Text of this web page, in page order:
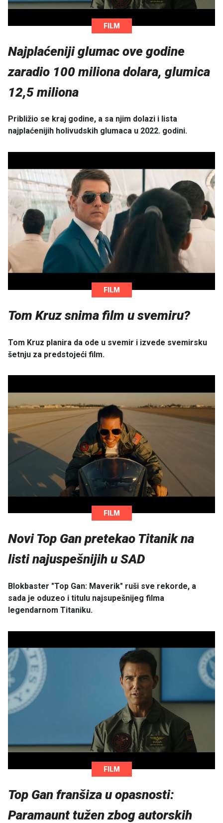
FILM
Najplaćeniji glumac ove godine
zaradio 100 miliona dolara, glumica
12,5 miliona
Približio se kraj godine, a sa njim dolazi i lista
najplaćenijih holivudskih glumaca u 2022. godini.
FILM
Tom Kruz snima film u svemiru?
Tom Kruz planira da ode u svemir i izvede svemirsku
šetnju za predstojeći film.
FILM
Novi Top Gan pretekao Titanik na
listi najuspešnijih u SAD
Blokbaster "Top Gan: Maverik" ruši sve rekorde, a
sada je oduzeo i titulu najsupešnijeg filma
legendarnom Titaniku.
FILM
Top Gan franšiza u opasnosti:
Paramaunt tužen zbog autorskih